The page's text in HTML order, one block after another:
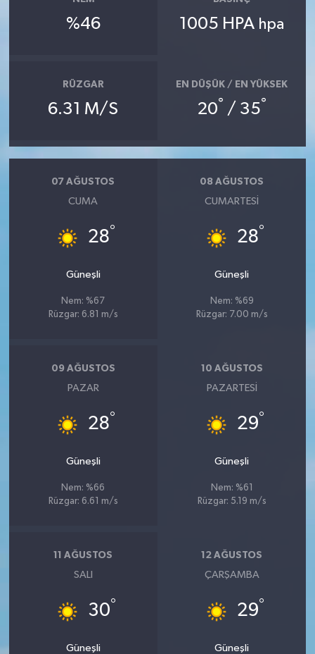
%46 1005 HPA hpa
RÜZGAR
6.31 M/S
EN DÜŞÜK / EN YÜKSEK
20° / 35°
07 AĞUSTOS
CUMA
28°
Güneşli
Nem: %67
Rüzgar: 6.81 m/s
08 AĞUSTOS
CUMARTESI
28°
Güneşli
Nem: %69
Rüzgar: 7.00 m/s
09 AĞUSTOS
PAZAR
28°
Güneşli
Nem: %66
Rüzgar: 6.61 m/s
10 AĞUSTOS
PAZARTESI
29°
Güneşli
Nem: %61
Rüzgar: 5.19 m/s
11 AĞUSTOS
SALI
30°
Güneşli
12 AĞUSTOS
ÇARŞAMBA
29°
Güneşli